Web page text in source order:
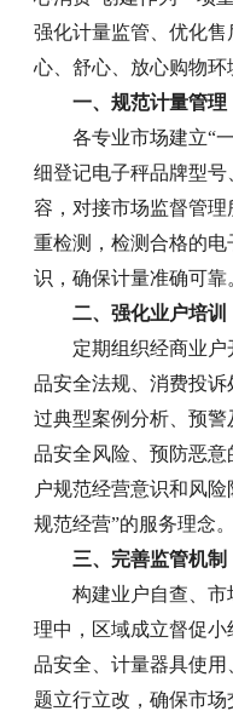
强化计量监管、优化
心、舒心、放心购物环
一、规范计量管
各专业市场建立“
细登记电子秤品牌型
容，对接市场监督管
重检测，检测合格的
识，确保计量准确可靠
二、强化业户培训
定期组织经商业
品安全法规、消费投
过典型案例分析、预
品安全风险、预防恶
户规范经营意识和风险
规范经营”的服务理念。
三、完善监管机
构建业户自查、
理中，区域成立督促
品安全、计量器具使
题立行立改，确保市场